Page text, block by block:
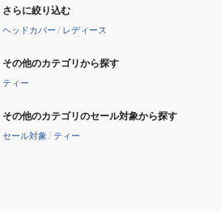
さらに絞り込む
ヘッドカバー / レディース
その他のカテゴリから探す
ティー
その他のカテゴリのセール対象から探す
セール対象 /ティー